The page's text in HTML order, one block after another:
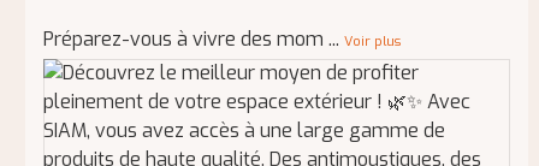
Préparez-vous à vivre des mom ...Voir plus